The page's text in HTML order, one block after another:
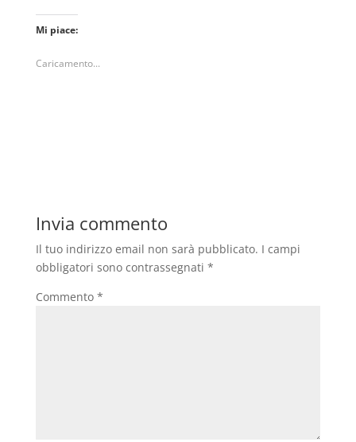
Mi piace:
Caricamento...
Invia commento
Il tuo indirizzo email non sarà pubblicato. I campi
obbligatori sono contrassegnati *
Commento *